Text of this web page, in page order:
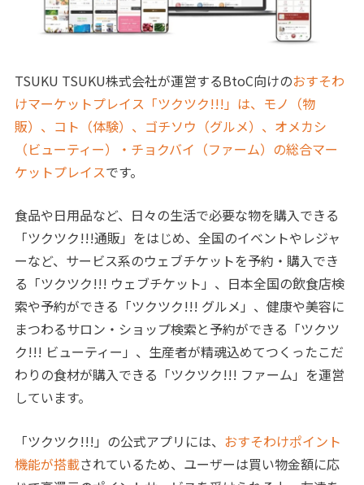
TSUKU TSUKU株式会社が運営するBtoC向けのおすそわ
けマーケットプレイス「ツクツク!!!」は、モノ（物
販）、コト（体験）、ゴチソウ（グルメ）、オメカシ
（ビューティー）・チョクバイ（ファーム）の総合マー
ケットプレイスです。
食品や日用品など、日々の生活で必要な物を購入できる
「ツクツク!!!通販」をはじめ、全国のイベントやレジャ
ーなど、サービス系のウェブチケットを予約・購入でき
る「ツクツク!!! ウェブチケット」、日本全国の飲食店検
索や予約ができる「ツクツク!!! グルメ」、健康や美容に
まつわるサロン・ショップ検索と予約ができる「ツクツ
ク!!! ビューティー」、生産者が精魂込めてつくったこだ
わりの食材が購入できる「ツクツク!!! ファーム」を運営
しています。
「ツクツク!!!」の公式アプリには、 おすそわけポイント
機能が搭載されているため、ユーザーは買い物金額に応